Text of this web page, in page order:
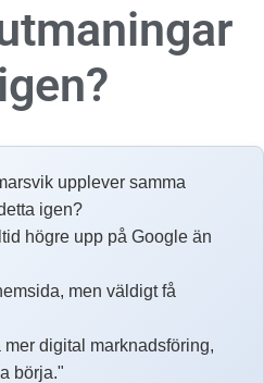
upplever samma
igen?
högre upp på Google än
men väldigt få
digital marknadsföring,
börja."